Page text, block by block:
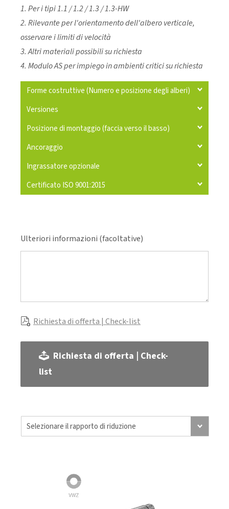
1. Per i tipi 1.1 / 1.2 / 1.3 / 1.3-HW
2. Rilevante per l'orientamento dell'albero verticale,
osservare i limiti di velocità
3. Altri materiali possibili su richiesta
4. Modulo AS per impiego in ambienti critici su richiesta
Forme costruttive (Numero e posizione degli alberi)
Versiones
Posizione di montaggio (faccia verso il basso)
Ancoraggio
Ingrassatore opzionale
Certificato ISO 9001:2015
Ulteriori informazioni (facoltative)
Richiesta di offerta | Check-list
Richiesta di offerta | Check-
list